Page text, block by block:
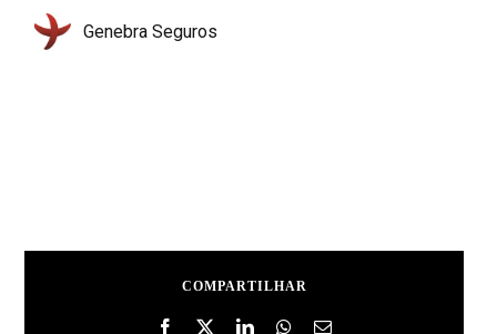
Genebra Seguros
COMPARTILHAR